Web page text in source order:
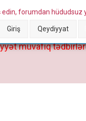
edin, forumdan hüdudsuz
Giriş Qeydiyyat
kənar niyyətlər,
göstərənlərin və
bütün müvafiq
müvafiq